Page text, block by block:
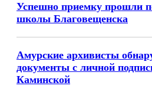
Успешно приемку прошли
школы Благовещенска
Амурские архивисты
документы с личной
Каминской